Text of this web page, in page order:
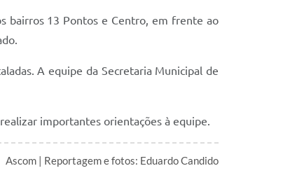
bairros 13 Pontos e Centro, em frente ao
A equipe da Secretaria Municipal de
importantes orientações à equipe.
Ascom | Reportagem e fotos: Eduardo Candido